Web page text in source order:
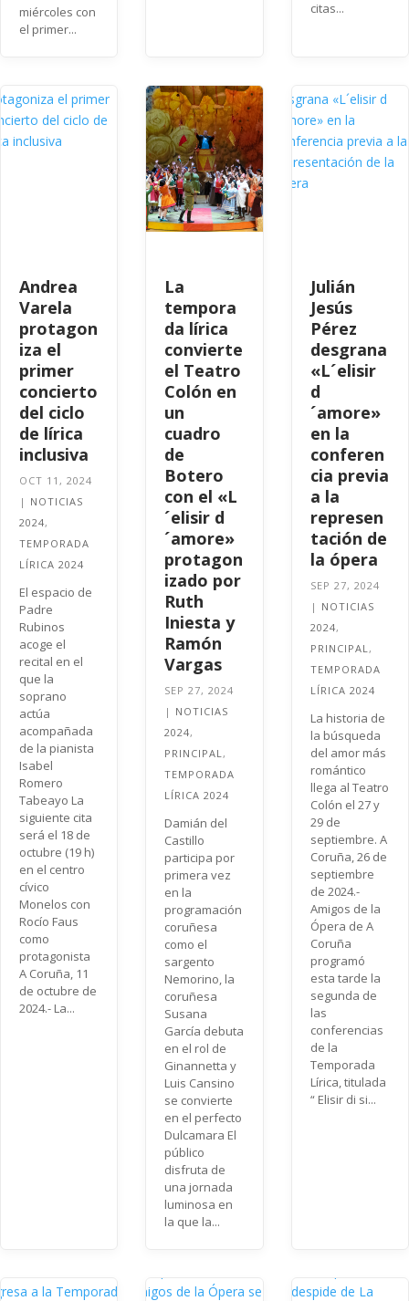
miércoles con
el primer...
citas...
Andrea
Varela
protagon
iza el
primer
concierto
del ciclo
de lírica
inclusiva
OCT 11, 2024
| NOTICIAS
2024,
TEMPORADA
LÍRICA 2024
El espacio de
Padre
Rubinos
acoge el
recital en el
que la
soprano
actúa
acompañada
de la pianista
Isabel
Romero
Tabeayo La
siguiente cita
será el 18 de
octubre (19 h)
en el centro
cívico
Monelos con
Rocío Faus
como
protagonista
A Coruña, 11
de octubre de
2024.- La...
La
tempora
da lírica
convierte
el Teatro
Colón en
un
cuadro
de
Botero
con el «L
´elisir d
´amore»
protagon
izado por
Ruth
Iniesta y
Ramón
Vargas
SEP 27, 2024
| NOTICIAS
2024,
PRINCIPAL,
TEMPORADA
LÍRICA 2024
Damián del
Castillo
participa por
primera vez
en la
programación
coruñesa
como el
sargento
Nemorino, la
coruñesa
Susana
García debuta
en el rol de
Ginannetta y
Luis Cansino
se convierte
en el perfecto
Dulcamara El
público
disfruta de
una jornada
luminosa en
la que la...
Julián
Jesús
Pérez
desgrana
«L´elisir
d
´amore»
en la
conferen
cia previa
a la
represen
tación de
la ópera
SEP 27, 2024
| NOTICIAS
2024,
PRINCIPAL,
TEMPORADA
LÍRICA 2024
La historia de
la búsqueda
del amor más
romántico
llega al Teatro
Colón el 27 y
29 de
septiembre. A
Coruña, 26 de
septiembre
de 2024.-
Amigos de la
Ópera de A
Coruña
programó
esta tarde la
segunda de
las
conferencias
de la
Temporada
Lírica, titulada
“ Elisir di si...